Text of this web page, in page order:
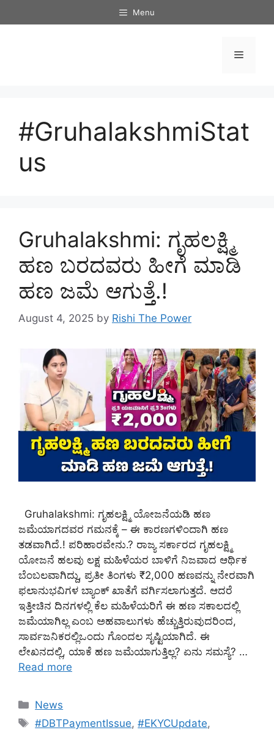
to
Menu
Menu
#GruhalakshmiStat
us
Gruhalakshmi: ಗೃಹಲಕ್ಷ್ಮಿ
ಹಣ ಬರದವರು ಹೀಗೆ ಮಾಡಿ
ಹಣ ಜಮೆ‌ ಆಗುತ್ತೆ.!
August 4, 2025 by Rishi The Power
Gruhalakshmi: ಗೃಹಲಕ್ಷ್ಮಿ ಯೋಜನೆಯಡಿ ಹಣ
ಜಮೆಯಾಗದವರ ಗಮನಕ್ಕೆ – ಈ ಕಾರಣಗಳಿಂದಾಗಿ ಹಣ
ತಡವಾಗಿದೆ.! ಪರಿಹಾರವೇನು.? ರಾಜ್ಯ ಸರ್ಕಾರದ ಗೃಹಲಕ್ಷ್ಮಿ
ಯೋಜನೆ ಹಲವು ಲಕ್ಷ ಮಹಿಳೆಯರ ಬಾಳಿಗೆ ನಿಜವಾದ ಆರ್ಥಿಕ
ಬೆಂಬಲವಾಗಿದ್ದು, ಪ್ರತೀ ತಿಂಗಳು ₹2,000 ಹಣವನ್ನು ನೇರವಾಗಿ
ಫಲಾನುಭವಿಗಳ ಬ್ಯಾಂಕ್ ಖಾತೆಗೆ ವರ್ಗಿಸಲಾಗುತ್ತದೆ. ಆದರೆ
ಇತ್ತೀಚಿನ ದಿನಗಳಲ್ಲಿ ಕೆಲ ಮಹಿಳೆಯರಿಗೆ ಈ ಹಣ ಸಕಾಲದಲ್ಲಿ
ಜಮೆಯಾಗಿಲ್ಲ ಎಂಬ ಅಹವಾಲುಗಳು ಹೆಚ್ಚುತ್ತಿರುವುದರಿಂದ,
ಸಾರ್ವಜನಿಕರಲ್ಲಿಒಂದು ಗೊಂದಲ ಸೃಷ್ಟಿಯಾಗಿದೆ. ಈ
ಲೇಖನದಲ್ಲಿ, ಯಾಕೆ ಹಣ ಜಮೆಯಾಗುತ್ತಿಲ್ಲ? ಏನು ಸಮಸ್ಯೆ? …
Read more
Categories
News
Tags
#DBTPaymentIssue,#EKYCUpdate,